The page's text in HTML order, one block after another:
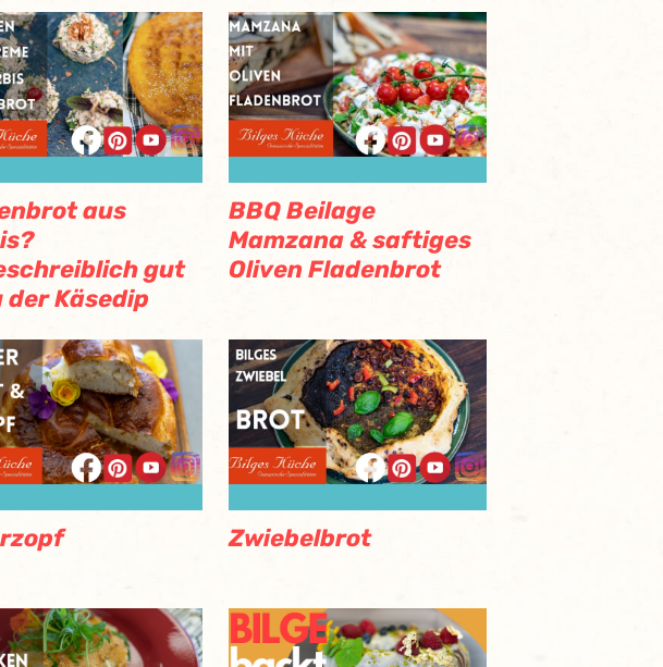
aus
gut
der Käsedip
BBQ Beilage
Mamzana & saftiges
Oliven Fladenbrot
Zwiebelbrot